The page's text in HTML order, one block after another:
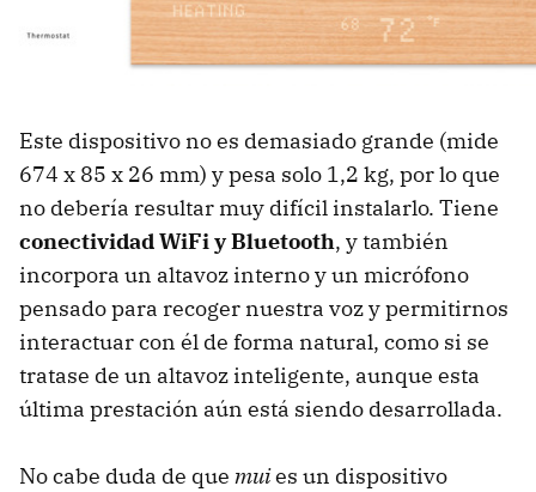
Este dispositivo no es demasiado grande (mide
674 x 85 x 26 mm) y pesa solo 1,2 kg, por lo que
no debería resultar muy difícil instalarlo. Tiene
conectividad WiFi y Bluetooth, y también
incorpora un altavoz interno y un micrófono
pensado para recoger nuestra voz y permitirnos
interactuar con él de forma natural, como si se
tratase de un altavoz inteligente, aunque esta
última prestación aún está siendo desarrollada.
No cabe duda de que muies un dispositivo